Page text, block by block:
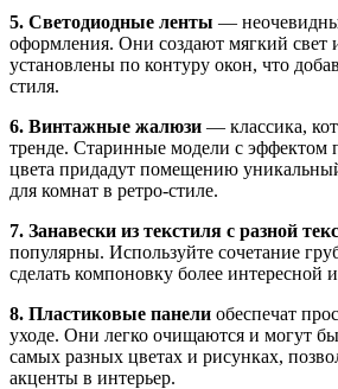
5. Светодиодные ленты —
оформления. Они создают мягкий свет
установлены по контуру окон, что
стиля.
6. Винтажные жалюзи — классика,
тренде. Старинные модели с эффектом
цвета придадут помещению
для комнат в ретро-стиле.
7. Занавески из текстиля с разной
популярны. Используйте сочетание
сделать компоновку более интересной
8. Пластиковые панели обеспечат
уходе. Они легко очищаются и могут
самых разных цветах и рисунках,
акценты в интерьер.